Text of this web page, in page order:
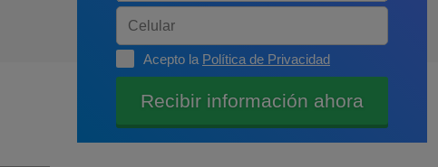
Acepto la Política de Privacidad